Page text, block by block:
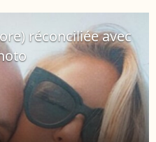
réconciliée avec